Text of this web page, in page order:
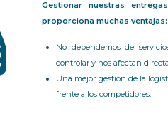
Gestionar nuestras
proporciona muchas ventajas:
No dependemos de
controlar y nos afectan
Una mejor gestión de la
frente a los competidores.